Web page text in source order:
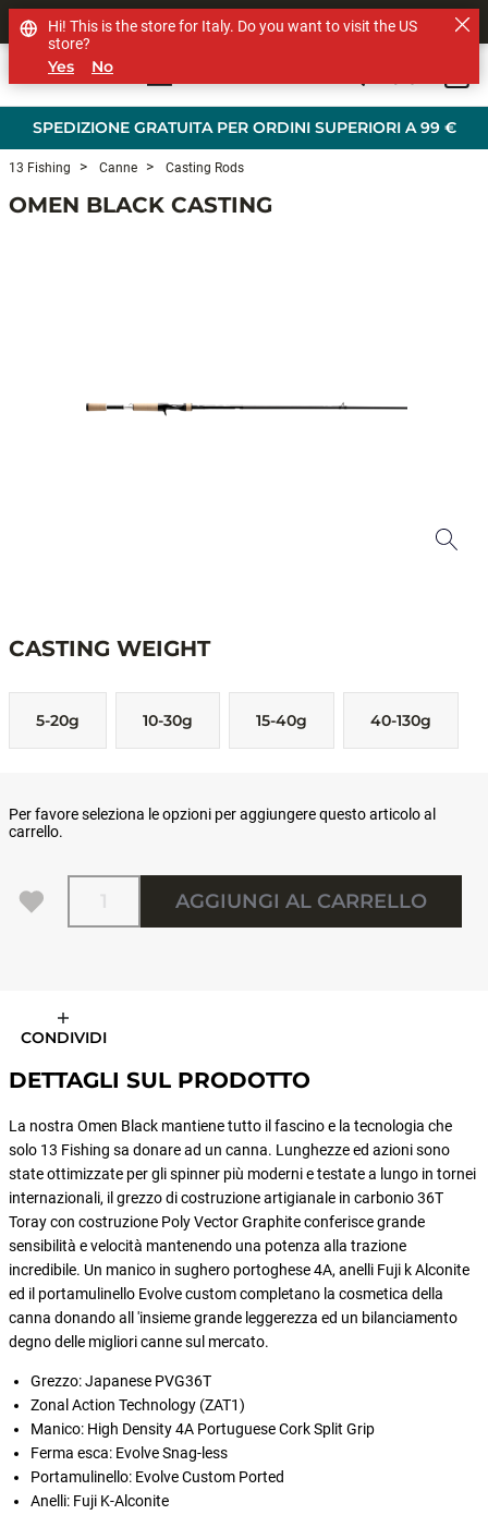
SPEDIZIONE GRATUITA PER ORDINI SUPERIORI A 99 €
SHOP OTHER BRANDS
13 Fishing Canne Casting Rods
OMEN BLACK CASTING
CASTING WEIGHT
5-20g 10-30g 15-40g 40-130g
Per favore seleziona le opzioni per aggiungere questo articolo al
carrello.
Quantità
AGGIUNGI AL CARRELLO
CONDIVIDI
DETTAGLI SUL PRODOTTO
La nostra Omen Black mantiene tutto il fascino e la tecnologia che
solo 13 Fishing sa donare ad un canna. Lunghezze ed azioni sono
state ottimizzate per gli spinner più moderni e testate a lungo in tornei
internazionali, il grezzo di costruzione artigianale in carbonio 36T
Toray con costruzione Poly Vector Graphite conferisce grande
sensibilità e velocità mantenendo una potenza alla trazione
incredibile. Un manico in sughero portoghese 4A, anelli Fuji k Alconite
ed il portamulinello Evolve custom completano la cosmetica della
canna donando all 'insieme grande leggerezza ed un bilanciamento
degno delle migliori canne sul mercato.
Grezzo: Japanese PVG36T
Zonal Action Technology (ZAT1)
Manico: High Density 4A Portuguese Cork Split Grip
Ferma esca: Evolve Snag-less
Portamulinello: Evolve Custom Ported
Anelli: Fuji K-Alconite
Hi! This is the store for Italy. Do you want to visit the US
store?
Yes No